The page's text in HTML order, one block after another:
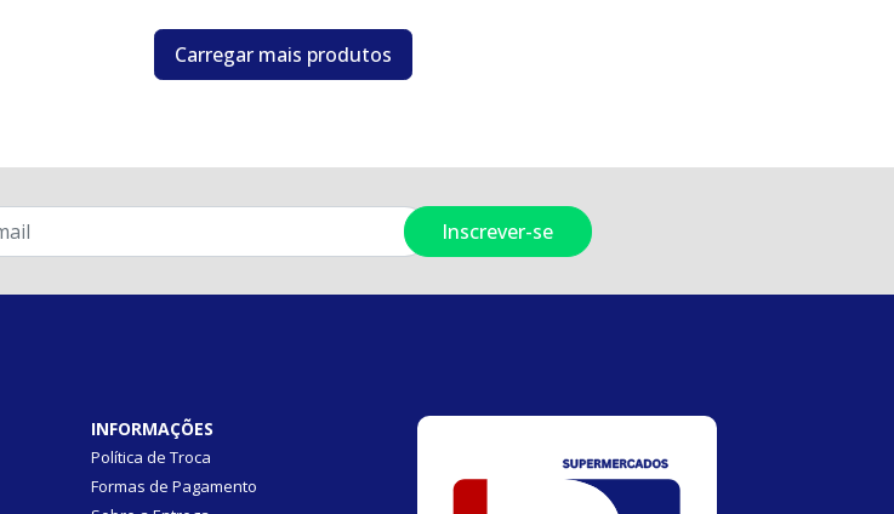
Carregar mais produtos
INFORMAÇÕES
Política de Troca
Formas de Pagamento